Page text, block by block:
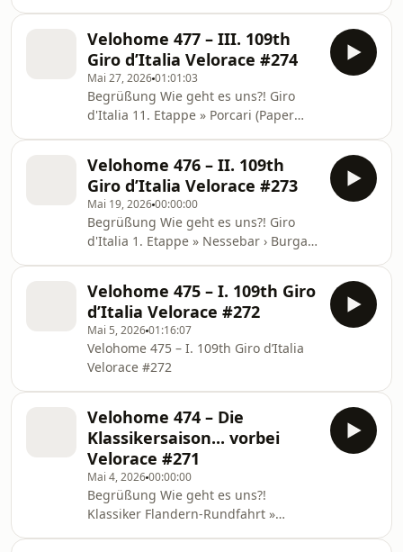
danken euch fürs zuhören und eure
Unterstützung!!!
https://www.procyclingstats.com/race/giro-
d-italia/2026/stage-17/result/result
18. Etappe » Fai della Paganella ›
Pieve di Soligo (171km) Nächster
Streich von Magnier
www.procyclingstats.com/race/giro-d-
italia/2026/stage-18/result/result 19.
Etappe » Feltre › Alleghe (Pia
Velohome 477 – III. 109th
Giro d’Italia Velorace #274
Mai 27, 202601:01:03
Begrüßung Wie geht es uns?! Giro
d'Italia 11. Etappe » Porcari (Paper
https://www.procyclingstats.com/race/giro-
d-italia/2026/stage-11 12. Etappe »
Imperia › Novi Ligure (175km)
Finisseur-Meisterwerk von Segaert
https://www.procyclingstats.com/race/giro-
d-italia/2026/stage-12 13. Etappe »
Alessandria › Verbania (189km) Bettiol
siegt vor
Velohome 476 – II. 109th
Giro d’Italia Velorace #273
Mai 19, 202600:00:00
Begrüßung Wie geht es uns?! Giro
d'Italia 1. Etappe » Nessebar › Burgas
https://www.procyclingstats.com/race/giro-
d-italia/2026/stage-1 2. Etappe »
Burgas › Veliko Tarnovo (221km)
Heftiger Sturz, Vingegaard-Attacke &
Astana-Sieg
https://www.procyclingstats.com/race/giro-
d-italia/2026/stage-2/result/result 3.
Etappe » Plovdiv › Sofia (175km)
Velohome 475 – I. 109th Giro
d’Italia Velorace #272
Mai 5, 202601:16:07
Velohome 475 – I. 109th Giro d’Italia
Velorace #272
Velohome 474 – Die
Klassikersaison... vorbei
Velorace #271
Mai 4, 202600:00:00
Begrüßung Wie geht es uns?!
Klassiker Flandern-Rundfahrt »